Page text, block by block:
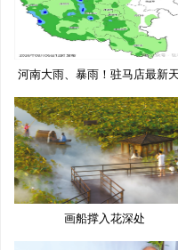
河南大雨、暴雨！驻马店最新
预
画船撑入花深处